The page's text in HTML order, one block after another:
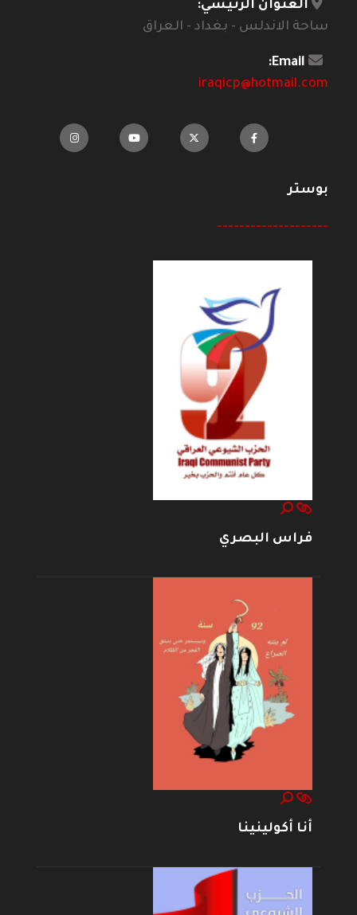
العنوان الرئيسي:
ساحة الاندلس - بغداد - العراق
Email:
iraqicp@hotmail.com
بوستر
--------------------
فراس البصري
أنا أكولينينا